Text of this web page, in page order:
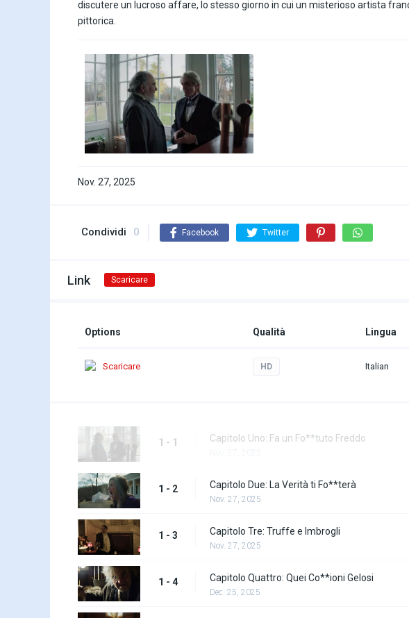
discutere un lucroso affare, lo stesso giorno in cui un misterioso artista
pittorica.
Nov. 27, 2025
Condividi 0 Facebook Twitter
Link Scaricare
Options Qualità Lingua
Scaricare HD Italian
1 - 1 Capitolo Uno: Fa un Fo**tuto Freddo
1 - 2 Capitolo Due: La Verità ti Fo**terà
Nov. 27, 2025
1 - 3 Capitolo Tre: Truffe e Imbrogli
Nov. 27, 2025
1 - 4 Capitolo Quattro: Quei Co**ioni Gelosi
Dec. 25, 2025